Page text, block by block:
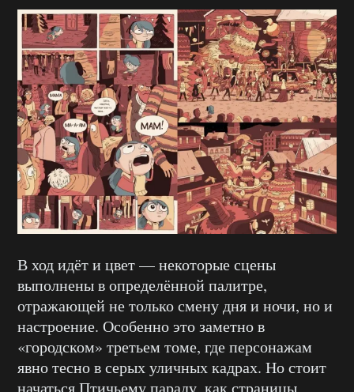
В ход идёт и цвет — некоторые сцены
выполнены в определённой палитре,
отражающей не только смену дня и ночи, но и
настроение. Особенно это заметно в
«городском» третьем томе, где персонажам
явно тесно в серых уличных кадрах. Но стоит